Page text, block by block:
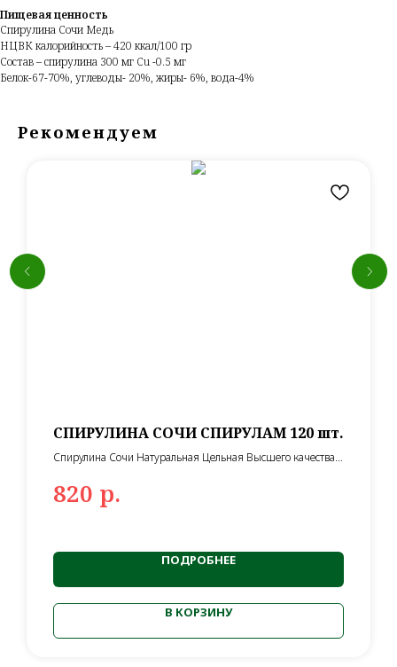
Пищевая ценность
Спирулина Сочи Медь
НЦВК калорийность – 420 ккал/100 гр
Состав – спирулина 300 мг Cu -0.5 мг
Белок-67-70%, углеводы- 20%, жиры- 6%, вода-4%
Рекомендуем
СПИРУЛИНА СОЧИ СПИРУЛАМ 120 шт.
Спирулина Сочи Натуральная Цельная Высшего качества
820 р.
ПОДРОБНЕЕ
В КОРЗИНУ